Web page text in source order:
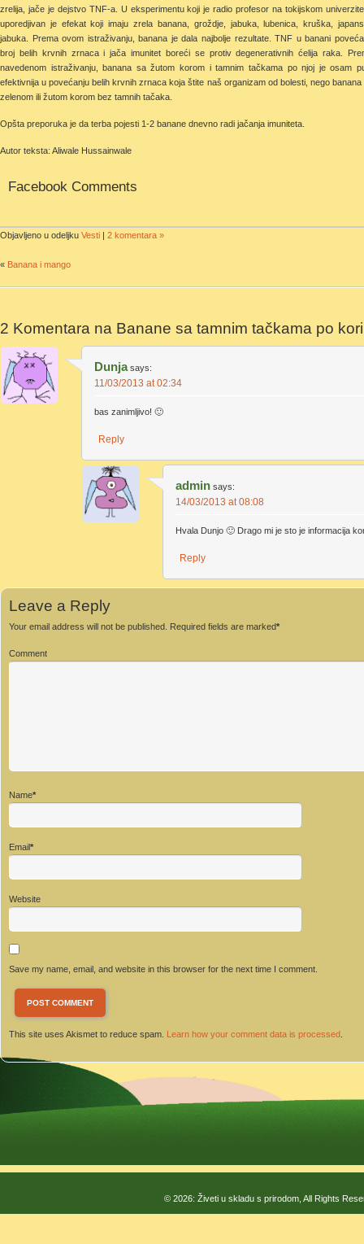
zrelija, jače je dejstvo TNF-a. U eksperimentu koji je radio profesor na tokijskom
uporedjivan je efekat koji imaju zrela banana, groždje, jabuka, lubenica, kruška,
jabuka. Prema ovom istraživanju, banana je dala najbolje rezultate. TNF u banani
broj belih krvnih zrnaca i jača imunitet boreći se protiv degenerativnih ćelija raka.
navedenom istraživanju, banana sa žutom korom i tamnim tačkama po njoj je osam
efektivnija u povećanju belih krvnih zrnaca koja štite naš organizam od bolesti, nego banana
zelenom ili žutom korom bez tamnih tačaka.
Opšta preporuka je da terba pojesti 1-2 banane dnevno radi jačanja imuniteta.
Autor teksta: Aliwale Hussainwale
Facebook Comments
Objavljeno u odeljku Vesti | 2 komentara »
« Banana i mango
2 Komentara na Banane sa tamnim tačkama po kori
Dunja says:
11/03/2013 at 02:34
bas zanimljivo! 🙂
Reply
admin says:
14/03/2013 at 08:08
Hvala Dunjo 🙂 Drago mi je sto je informacija
Reply
Leave a Reply
Your email address will not be published. Required fields are marked*
Comment
Name*
Email*
Website
Save my name, email, and website in this browser for the next time I comment.
This site uses Akismet to reduce spam. Learn how your comment data is processed
© 2026: Živeti u skladu s prirodom, All Rights